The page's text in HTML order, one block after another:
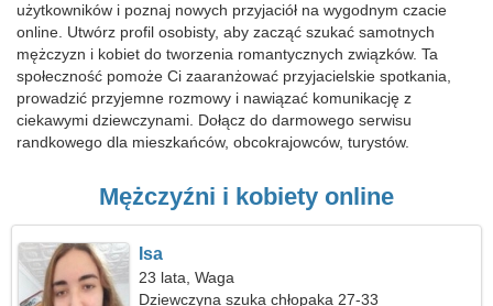
użytkowników i poznaj nowych przyjaciół na wygodnym czacie
online. Utwórz profil osobisty, aby zacząć szukać samotnych
mężczyzn i kobiet do tworzenia romantycznych związków. Ta
społeczność pomoże Ci zaaranżować przyjacielskie spotkania,
prowadzić przyjemne rozmowy i nawiązać komunikację z
ciekawymi dziewczynami. Dołącz do darmowego serwisu
randkowego dla mieszkańców, obcokrajowców, turystów.
Mężczyźni i kobiety online
Isa
23 lata, Waga
Dziewczyna szuka chłopaka 27-33